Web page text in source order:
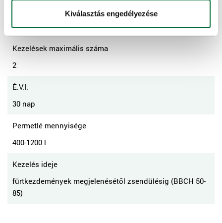
Kiválasztás engedélyezése
0,15-0,175 l/ha
Kezelések maximális száma
2
É.V.I.
30 nap
Permetlé mennyisége
400-1200 l
Kezelés ideje
fürtkezdemények megjelenésétől zsendülésig (BBCH 50-
85)